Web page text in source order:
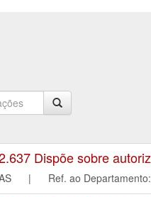
Dispõe sobre
| Ref. ao